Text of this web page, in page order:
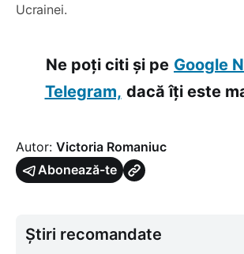
Ucrainei.
Ne poți citi și pe Google
Telegram, dacă îți este
Autor: Victoria Romaniuc
Abonează-te
Știri recomandate